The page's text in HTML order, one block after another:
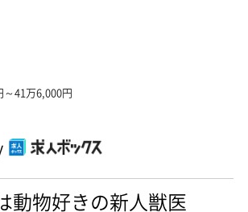
41万6,000円
動物好きの新人獣医